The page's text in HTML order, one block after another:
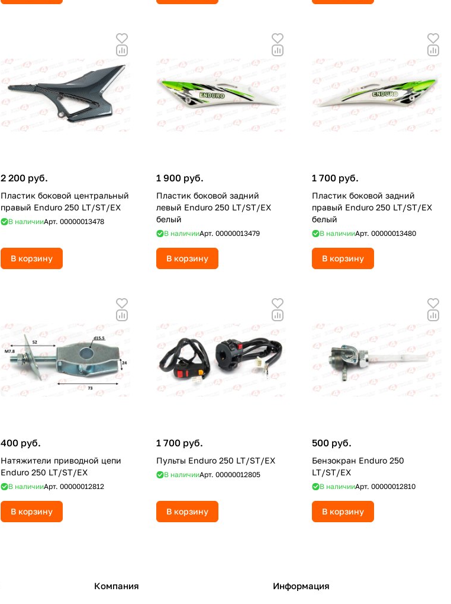
2 200 руб.
Пластик боковой центральный
правый Enduro 250 LT/ST/EX
В наличииАрт. 00000013478
В корзину
1 900 руб.
Пластик боковой задний
левый Enduro 250 LT/ST/EX
белый
В наличииАрт. 00000013479
В корзину
1 700 руб.
Пластик боковой задний
правый Enduro 250 LT/ST/EX
белый
В наличииАрт. 00000013480
В корзину
400 руб.
Натяжители приводной цепи
Enduro 250 LT/ST/EX
В наличииАрт. 00000012812
В корзину
1 700 руб.
Пульты Enduro 250 LT/ST/EX
В наличииАрт. 00000012805
В корзину
500 руб.
Бензокран Enduro 250
LT/ST/EX
В наличииАрт. 00000012810
В корзину
Компания Информация